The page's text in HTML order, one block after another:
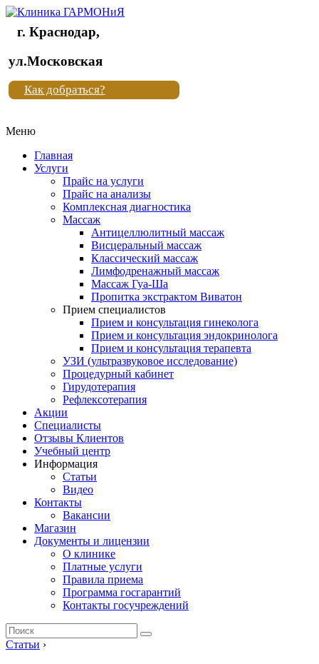
Клиника
"Новая
жизнь"
Клиника
жизнь"
г. Краснодар,
ул.Московская
Как добраться?
Меню
Главная
Услуги
Прайс на услуги
Прайс на анализы
Комплексная диагностика
Массаж
Антицеллюлитный массаж
Висцеральный массаж
Классический массаж
Лимфодренажный массаж
Массаж Гуа-Ша
Пропитка экстрактом Виватон
Прием специалистов
Прием и консультация гинеколога
Прием и консультация эндокринолога
Прием и консультация терапевта
УЗИ (ультразвуковое исследование)
Процедурный кабинет
Гирудотерапия
Рефлексотерапия
Акции
Специалисты
Отзывы Клиентов
Учебный центр
Информация
Статьи
Видео
Контакты
Вакансии
Магазин
Документы и лицензии
О клинике
Платные услуги
Правила приема
Программа госгарантий
Контакты госучреждений
Статьи ›